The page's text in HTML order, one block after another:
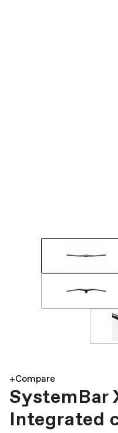
+Compare
SystemBar
Integrated